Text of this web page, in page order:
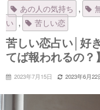
あの人の気持ち ,
い , 苦しい恋
苦しい恋占い│好
てば報われるの？
2023年7月15日 2023年6月22